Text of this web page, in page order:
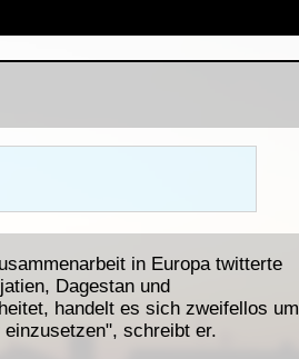
in Europa twitterte
Dagestan und
handelt es sich zweifellos um
schreibt er.